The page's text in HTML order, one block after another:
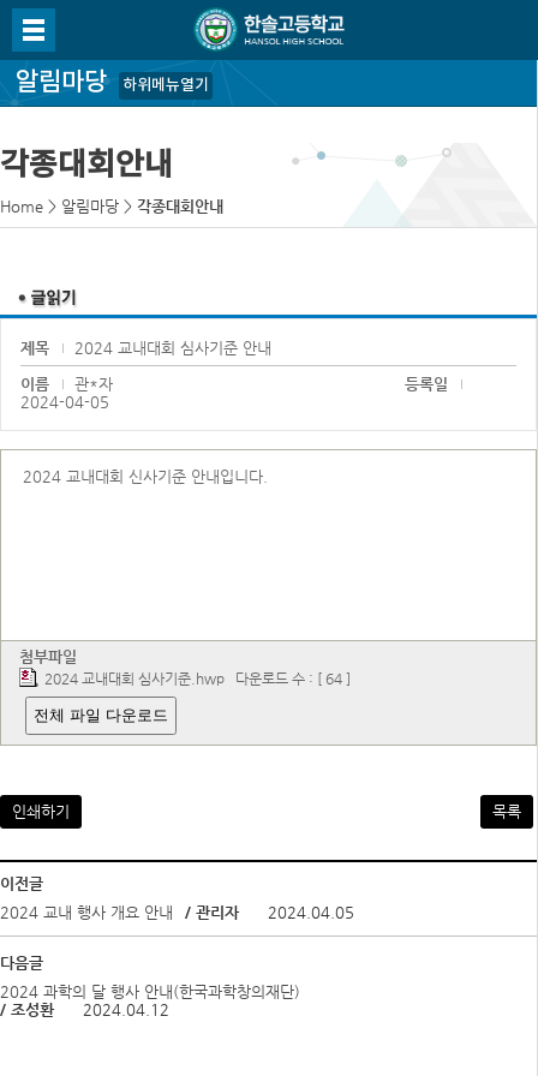
알림마당 하위메뉴열기
각종대회안내
Home > 알림마당 > 각종대회안내
제목
2024 교내대회 심사기준 안내
이름
관*자
등록일
2024-04-05
2024 교내대회 신사기준 안내입니다.
첨부파일
2024 교내대회 심사기준.hwp 다운로드 수 : [ 64 ]
전체 파일 다운로드
인쇄하기 목록
이전글
2024 교내 행사 개요 안내
/ 관리자 2024.04.05
다음글
2024 과학의 달 행사 안내(한국과학창의재단)
/ 조성환
2024.04.12